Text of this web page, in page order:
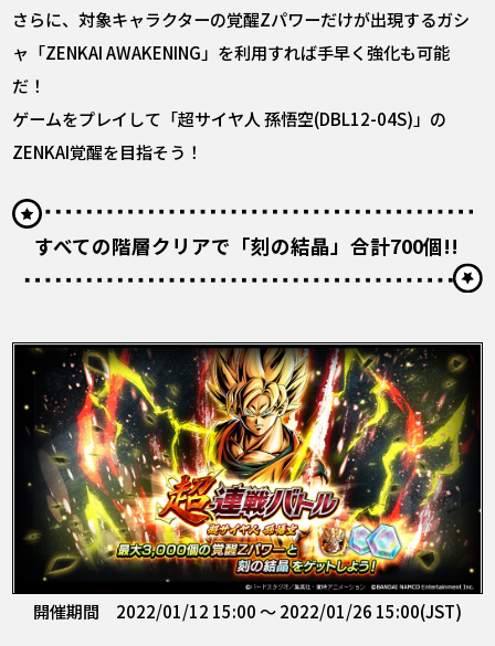
さらに、対象キャラクターの覚醒Zパワーだけが出現するガシ
ャ「ZENKAI AWAKENING」を利用すれば手早く強化も可能
だ！
ゲームをプレイして「超サイヤ人 孫悟空(DBL12-04S)」の
ZENKAI覚醒を目指そう！
すべての階層クリアで「刻の結晶」合計700個!!
開催期間 2022/01/12 15:00 ～ 2022/01/26 15:00(JST)